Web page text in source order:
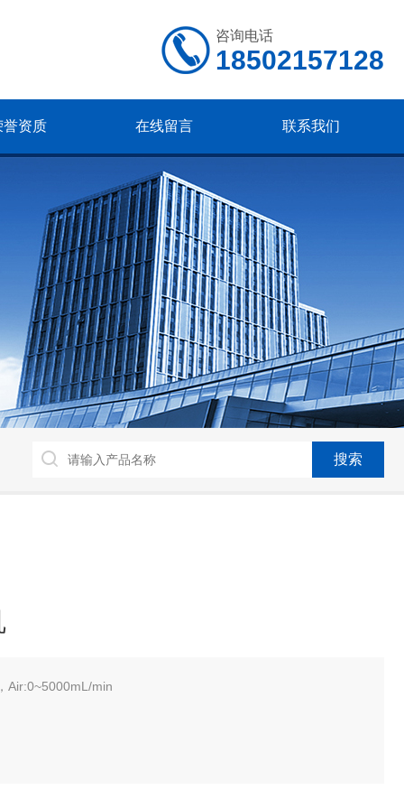
咨询电话
18502157128
誉资质 在线留言 联系我们
Air:0~5000mL/min